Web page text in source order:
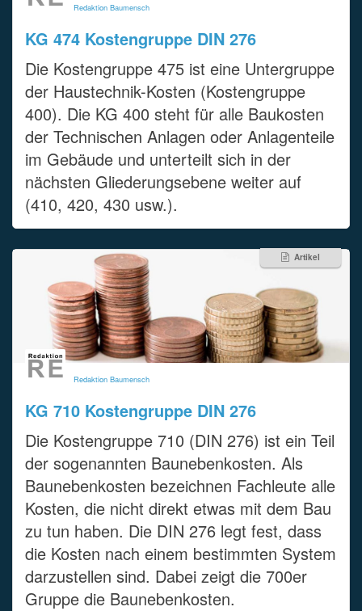
Redaktion Baumensch
KG 474 Kostengruppe DIN 276
Die Kostengruppe 475 ist eine Untergruppe
der Haustechnik-Kosten (Kostengruppe
400). Die KG 400 steht für alle Baukosten
der Technischen Anlagen oder Anlagenteile
im Gebäude und unterteilt sich in der
nächsten Gliederungsebene weiter auf
(410, 420, 430 usw.).
Artikel
Redaktion Baumensch
KG 710 Kostengruppe DIN 276
Die Kostengruppe 710 (DIN 276) ist ein Teil
der sogenannten Baunebenkosten. Als
Baunebenkosten bezeichnen Fachleute alle
Kosten, die nicht direkt etwas mit dem Bau
zu tun haben. Die DIN 276 legt fest, dass
die Kosten nach einem bestimmten System
darzustellen sind. Dabei zeigt die 700er
Gruppe die Baunebenkosten.